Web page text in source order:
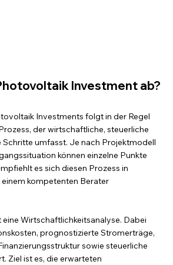
Investment ab?
Investments folgt in der Regel
der wirtschaftliche, steuerliche
umfasst. Je nach Projektmodell
können einzelne Punkte
es sich diesen Prozess in
kompetenten Berater
Wirtschaftlichkeitsanalyse. Dabei
prognostizierte Stromerträge,
sowie steuerliche
Ziel ist es, die erwarteten